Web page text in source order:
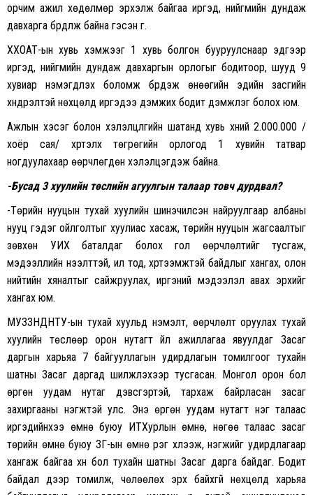
орчим ажил хөдөлмөр эрхэлж байгаа иргэд, нийгмийн дундаж
давхарга бүрдүүлж байна гэсэн үг.
ХХОАТ-ын хувь хэмжээг 1 хувь болгон бууруулснаар эдгээр
иргэд, нийгмийн дундаж давхаргын орлогыг бодитоор, шууд 9
хувиар нэмэгдүүлэх боломж бүрдэж өнөөгийн эдийн засгийн
хүндрэлтэй нөхцөлд иргэдээ дэмжих бодит дэмжлэг болох юм.
Ажлын хэсэг болон хэлэлцүүлгийн шатанд хувь хүний 2.000.000 /
хоёр сая/ хүртэлх төгрөгийн орлогод 1 хувийн татвар
ногдуулахаар өөрчлөгдөн хэлэлцэгдэж байна.
-Бусад 3 хуулийн төслийн агуулгын талаар товч дурдвал?
-Төрийн нууцын тухай хуулийн шинэчилсэн найруулгаар албаны
нууц гэдэг ойлголтыг хуулиас хасаж, төрийн нууцын жагсаалтыг
зөвхөн УИХ баталдаг болох гол өөрчлөлтийг тусгаж,
мэдээллийн нээлттэй, ил тод, хүртээмжтэй байдлыг хангах, олон
нийтийн хяналтыг сайжруулах, иргэний мэдээлэл авах эрхийг
хангах юм.
МУЗЗНДНТУ-ын тухай хуульд нэмэлт, өөрчлөлт оруулах тухай
хуулийн төслөөр орон нутагт үйл ажиллагаа явуулдаг Засаг
даргын харьяа 7 байгууллагын удирдлагын томилгоог тухайн
шатны Засаг даргад шилжүүлэхээр тусгасан. Монгол орон бол
өргөн уудам нутаг дэвсгэртэй, тархаж байрласан засаг
захиргааны нэгжтэй улс. Энэ өргөн уудам нутагт нэг талаас
иргэдийнхээ өмнө буюу ИТХурлын өмнө, нөгөө талаас засаг
төрийн өмнө буюу ЗГ-ын өмнө үүрэг хүлээж, нэгжийг удирдлагаар
хангаж байгаа хүн бол тухайн шатны Засаг дарга байдаг. Бодит
байдал дээр томилж, чөлөөлөх эрх байхгүй нөхцөлд харьяа